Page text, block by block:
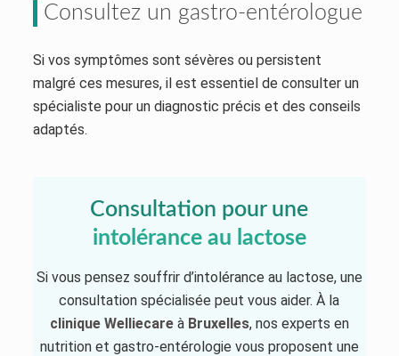
Consultez un gastro-entérologue
Si vos symptômes sont sévères ou persistent
malgré ces mesures, il est essentiel de consulter un
spécialiste pour un diagnostic précis et des conseils
adaptés.
Consultation pour une
intolérance au lactose
Si vous pensez souffrir d’intolérance au lactose, une
consultation spécialisée peut vous aider. À la
clinique Welliecareà Bruxelles, nos experts en
nutrition et gastro-entérologie vous proposent une